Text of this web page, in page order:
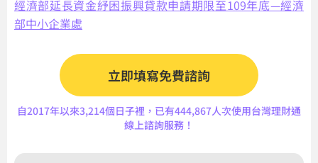
經濟部延長資金紓困振興貸款申請期限至109年底—經濟
部中小企業處
立即填寫免費諮詢
自2017年以來3,214個日子裡，已有444,867人次使用台灣理財通
線上諮詢服務！